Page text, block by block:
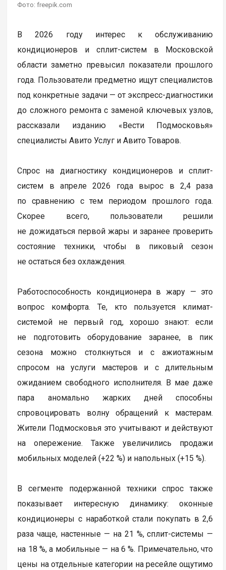
Фото: freepik.com
В 2026 году интерес к обслуживанию
кондиционеров и сплит-систем в Московской
области заметно превысил показатели прошлого
года. Пользователи предметно ищут специалистов
под конкретные задачи — от экспресс-диагностики
до сложного ремонта с заменой ключевых узлов,
рассказали изданию «Вести Подмосковья»
специалисты Авито Услуг и Авито Товаров.
Спрос на диагностику кондиционеров и сплит-
систем в апреле 2026 года вырос в 2,4 раза
по сравнению с тем периодом прошлого года.
Скорее всего, пользователи решили
не дожидаться первой жары и заранее проверить
состояние техники, чтобы в пиковый сезон
не остаться без охлаждения.
Работоспособность кондиционера в жару — это
вопрос комфорта. Те, кто пользуется климат-
системой не первый год, хорошо знают: если
не подготовить оборудование заранее, в пик
сезона можно столкнуться и с ажиотажным
спросом на услуги мастеров и с длительным
ожиданием свободного исполнителя. В мае даже
пара аномально жарких дней способны
спровоцировать волну обращений к мастерам.
Жители Подмосковья это учитывают и действуют
на опережение. Также увеличились продажи
мобильных моделей (+22 %) и напольных (+15 %).
В сегменте подержанной техники спрос также
показывает интересную динамику: оконные
кондиционеры с наработкой стали покупать в 2,6
раза чаще, настенные — на 21 %, сплит-системы —
на 18 %, а мобильные — на 6 %. Примечательно, что
цены на отдельные категории на ресейле ощутимо